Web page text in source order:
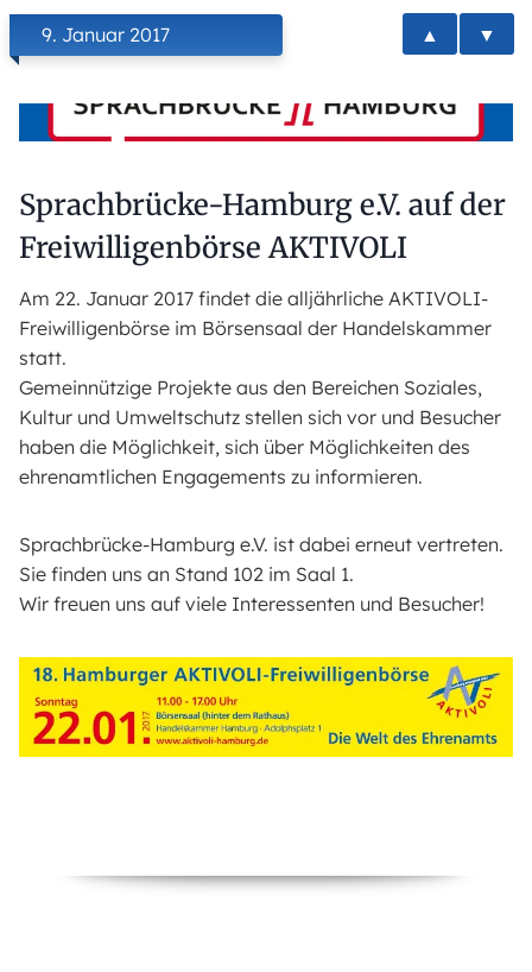
9. Januar 2017 ▲ ▼
Sprachbrücke-Hamburg e.V. auf der
Freiwilligenbörse AKTIVOLI
Am 22. Januar 2017 findet die alljährliche AKTIVOLI-
Freiwilligenbörse im Börsensaal der Handelskammer
statt.
Gemeinnützige Projekte aus den Bereichen Soziales,
Kultur und Umweltschutz stellen sich vor und Besucher
haben die Möglichkeit, sich über Möglichkeiten des
ehrenamtlichen Engagements zu informieren.
Sprachbrücke-Hamburg e.V. ist dabei erneut vertreten.
Sie finden uns an Stand 102 im Saal 1.
Wir freuen uns auf viele Interessenten und Besucher!